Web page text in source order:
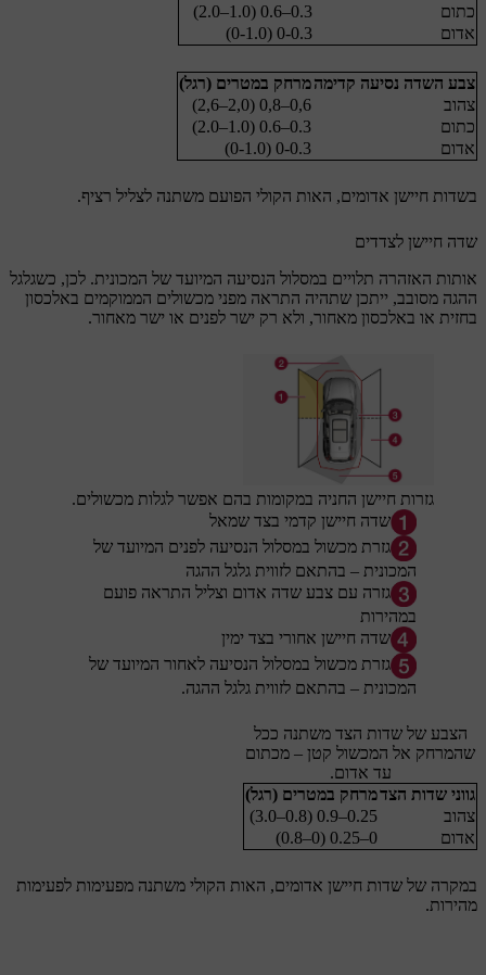
כתום
0.3–0.6 (1.0–2.0)
אדום
0-0.3 (0-1.0)
צבע השדה נסיעה קדימהמרחק במטרים (רגל)
צהוב
0,6–0,8 (2,0–2,6)
כתום
0.3–0.6 (1.0–2.0)
אדום
0-0.3 (0-1.0)
בשדות חיישן אדומים, האות הקולי הפועם משתנה לצליל רציף.
שדה חיישן לצדדים
אותות האזהרה תלויים במסלול הנסיעה המיועד של המכונית. לכן, כשגלגל
ההגה מסובב, ייתכן שתהיה התראה מפני מכשולים הממוקמים באלכסון
בחזית או באלכסון מאחור, ולא רק ישר לפנים או ישר מאחור.
גזרות חיישן החניה במקומות בהם אפשר לגלות מכשולים.
שדה חיישן קדמי בצד שמאל
גזרת מכשול במסלול הנסיעה לפנים המיועד של
המכונית – בהתאם לזווית גלגל ההגה
גזרה עם צבע שדה אדום וצליל התראה פועם
במהירות
שדה חיישן אחורי בצד ימין
גזרת מכשול במסלול הנסיעה לאחור המיועד של
המכונית – בהתאם לזווית גלגל ההגה.
הצבע של שדות הצד משתנה ככל
שהמרחק אל המכשול קטן – מכתום
עד אדום.
גווני שדות הצדמרחק במטרים (רגל)
צהוב
0.25–0.9 (0.8–3.0)
אדום
0–0.25 (0–0.8)
במקרה של שדות חיישן אדומים, האות הקולי משתנה מפעימות לפעימות
מהירות.